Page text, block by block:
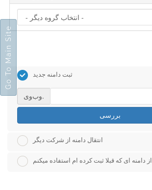
ثبت دامنه جدید
وب‌وی.
بررسی
انتقال دامنه از شرکت دیگر
از دامنه ای که قبلا ثبت کرده ام استفاده میکنم
Go To Main Site